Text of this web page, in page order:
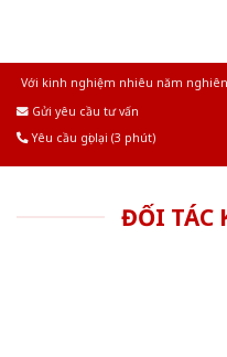
Với kinh nghiệm nhiêu năm
Gửi yêu cầu tư vấn
Yêu cầu gọi lại (3 phút)
ĐỐI TÁC